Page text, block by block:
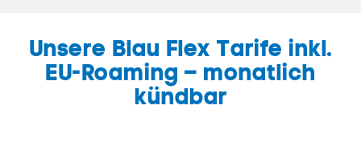
Unsere Blau Flex Tarife inkl.
EU-Roaming – monatlich
kündbar